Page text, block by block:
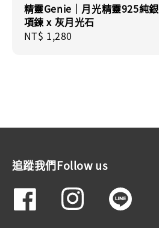
精靈Genie｜月光精靈925純銀
項鍊 x 灰月光石
Regular
NT$ 1,280
追蹤我們Follow us